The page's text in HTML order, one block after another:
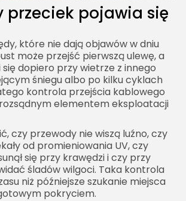
przeciek pojawia się
które nie dają objawów w dniu
może przejść pierwszą ulewę, a
dopiero przy wietrze z innego
śniegu albo po kilku cyklach
kontrola przejścia kablowego
elementem eksploatacji
czy przewody nie wiszą luźno, czy
od promieniowania UV, czy
się przy krawędzi i czy przy
śladów wilgoci. Taka kontrola
niż późniejsze szukanie miejsca
pokryciem.